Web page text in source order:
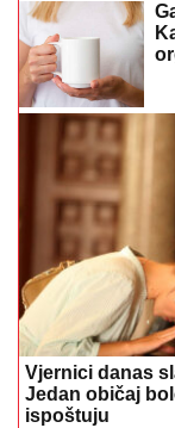
Vjernici danas
Jedan običaj
ispoštuju